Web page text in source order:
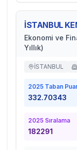
İSTANBUL
Ekonomi ve
Yıllık)
İSTANBUL
2025 Taban
332.70343
2025 Sıralama
182291